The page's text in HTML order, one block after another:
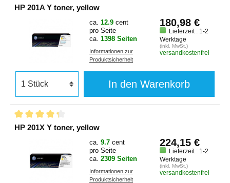
HP 201A Y toner, yellow
ca. 12.9 cent
pro Seite
ca. 1398 Seiten
Informationen zur
Produktsicherheit
180,98 €
Lieferzeit : 1-2
Werktage
(inkl. MwSt.)
versandkostenfrei
In den Warenkorb
HP 201X Y toner, yellow
ca. 9.7 cent
pro Seite
ca. 2309 Seiten
Informationen zur
Produktsicherheit
224,15 €
Lieferzeit : 1-2
Werktage
(inkl. MwSt.)
versandkostenfrei